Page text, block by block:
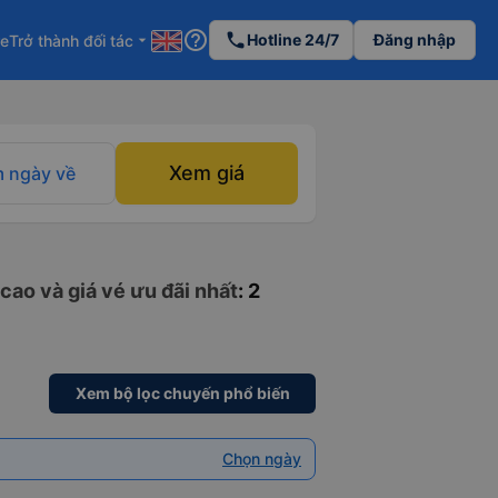
Trở thành đối tác arrow_drop_down help_outline phoneHotline 24/7 Đăng nhập
ngày về Xem giá
và giá vé ưu đãi nhất: 2
Xem bộ lọc chuyến phổ biến
Chọn ngày